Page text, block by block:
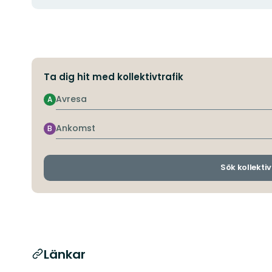
Ta dig hit med kollektivtrafik
Avresa
A
Ankomst
B
Sök
Länkar